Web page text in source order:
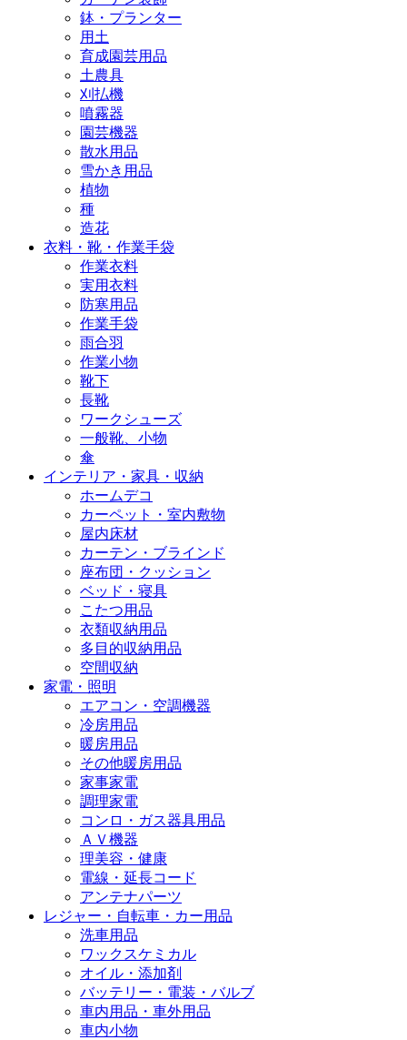
鉢・プランター
用土
育成園芸用品
土農具
刈払機
噴霧器
園芸機器
散水用品
雪かき用品
植物
種
造花
衣料・靴・作業手袋
作業衣料
実用衣料
防寒用品
作業手袋
雨合羽
作業小物
靴下
長靴
ワークシューズ
一般靴、小物
傘
インテリア・家具・収納
ホームデコ
カーペット・室内敷物
屋内床材
カーテン・ブラインド
座布団・クッション
ベッド・寝具
こたつ用品
衣類収納用品
多目的収納用品
空間収納
家電・照明
エアコン・空調機器
冷房用品
暖房用品
その他暖房用品
家事家電
調理家電
コンロ・ガス器具用品
ＡＶ機器
理美容・健康
電線・延長コード
アンテナパーツ
レジャー・自転車・カー用品
洗車用品
ワックスケミカル
オイル・添加剤
バッテリー・電装・バルブ
車内用品・車外用品
車内小物